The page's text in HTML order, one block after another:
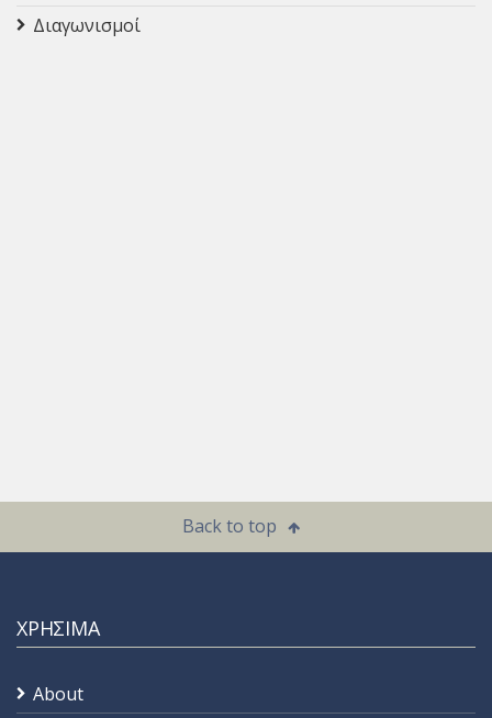
Διαγωνισμοί
Back to top
ΧΡΗΣΙΜΑ
About